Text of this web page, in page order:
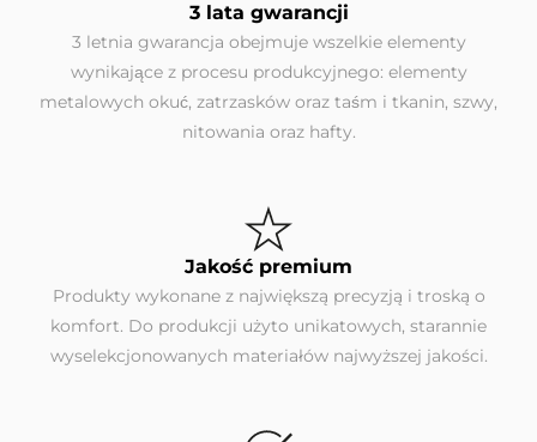
3 lata gwarancji
3 letnia gwarancja obejmuje wszelkie elementy
wynikające z procesu produkcyjnego: elementy
metalowych okuć, zatrzasków oraz taśm i tkanin, szwy,
nitowania oraz hafty.
Jakość premium
Produkty wykonane z największą precyzją i troską o
komfort. Do produkcji użyto unikatowych, starannie
wyselekcjonowanych materiałów najwyższej jakości.